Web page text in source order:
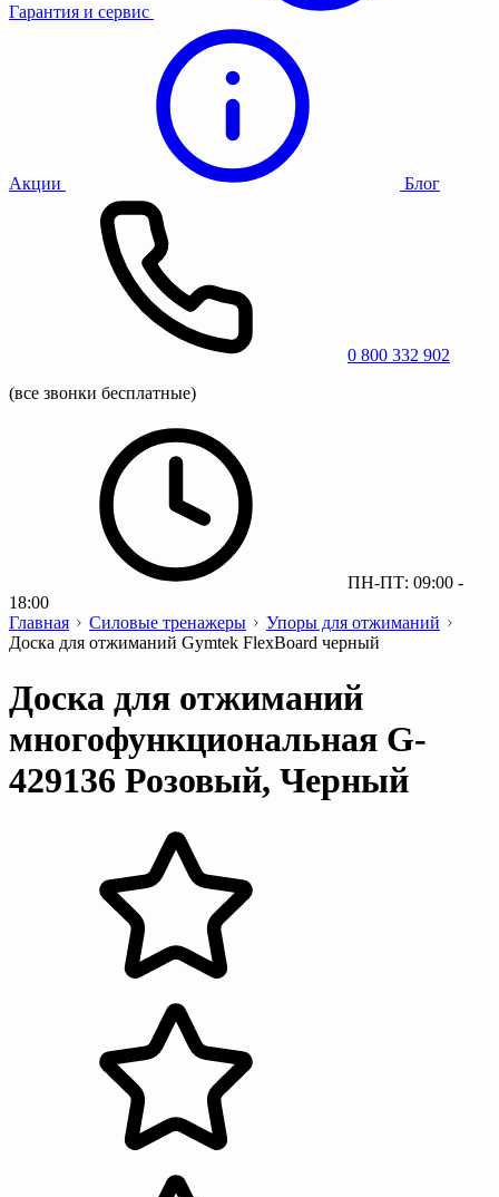
Гарантия и сервис
Акции Блог
0 800 332 902
(все звонки бесплатные)
ПН-ПТ: 09:00 -
18:00
Главная
Силовые тренажеры
Упоры для отжиманий
Доска для отжиманий Gymtek FlexBoard черный
Доска для отжиманий
многофункциональная G-
429136 Розовый, Черный